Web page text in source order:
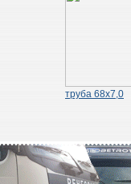
труба 68х7,0